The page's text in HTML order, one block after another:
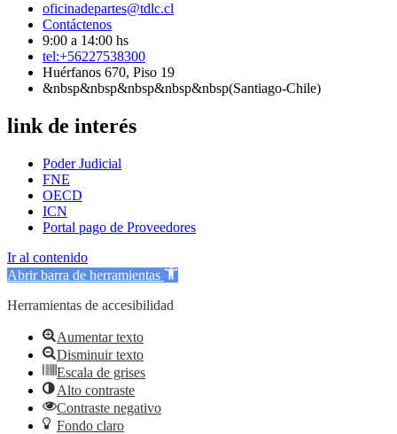
oficinadepartes@tdlc.cl
Contáctenos
9:00 a 14:00 hs
tel:+56227538300
Huérfanos 670, Piso 19
&nbsp&nbsp&nbsp&nbsp&nbsp(Santiago-Chile)
link de interés
Poder Judicial
FNE
OECD
ICN
Portal pago de Proveedores
Ir al contenido
Abrir barra de herramientas
Herramientas de accesibilidad
Aumentar texto
Disminuir texto
Escala de grises
Alto contraste
Contraste negativo
Fondo claro